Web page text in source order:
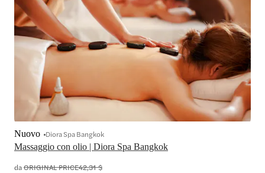
Massaggio con olio | Diora Spa Bangkok
Nuovo Diora Spa Bangkok
daORIGINAL PRICE42,31 $